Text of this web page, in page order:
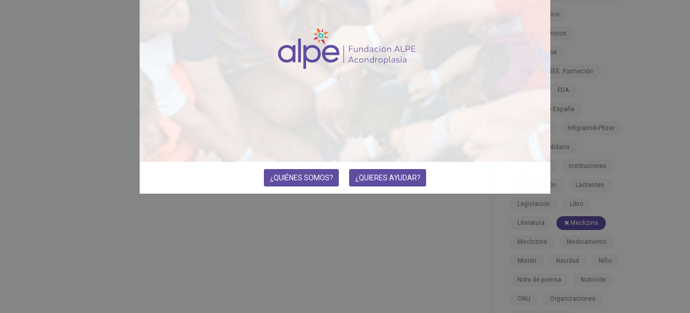
Ensayo clínico
Ensayos clínicos
Espectáculos
Expertos ADEE. Formación
FDA
Gobierno de España
Infigratinib-Pfizer
Iniciativa solidaria
Instituciones
Investigación Lactantes
Legislación Libro
Literatura Meclizina
Meclozine Medicamento
Misión Navidad Niño
Nota de prensa Nutrición
ONU Organizaciones
¿QUIÉNES SOMOS? ¿QUIERES AYUDAR?